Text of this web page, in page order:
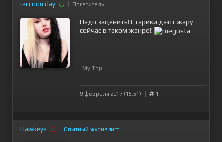
raccoon day Посетитель
Надо заценить! Старики дают жару
сейчас в таком жанре!!
--------------------
My Top
9 февраля 2017 (15:51) 1
Hawkeye Опытный журналист